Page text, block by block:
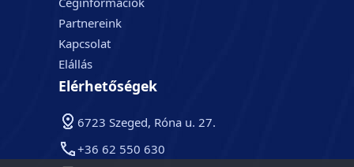
Partnereink
Kapcsolat
Elállás
Elérhetőségek
6723 Szeged, Róna u. 27.
+36 62 550 630